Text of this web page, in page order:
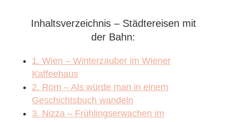
Inhaltsverzeichnis – Städtereisen mit
der Bahn:
1. Wien – Winterzauber im Wiener
Kaffeehaus
2. Rom – Als würde man in einem
Geschichtsbuch wandeln
3. Nizza – Frühlingserwachen im